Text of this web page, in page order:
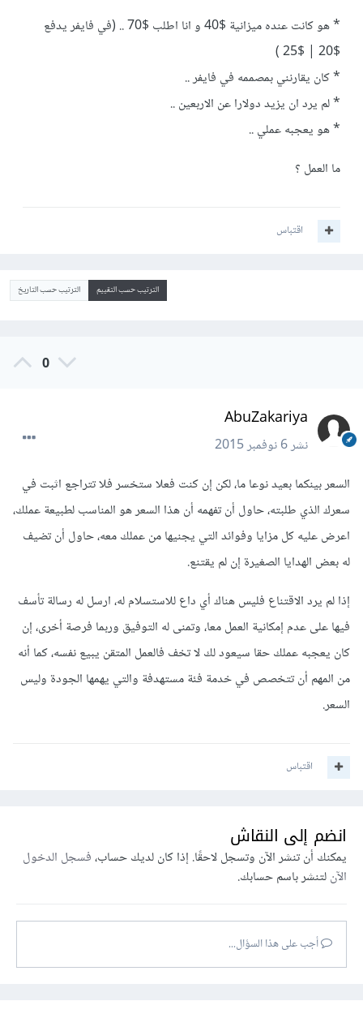
* هو كانت عنده ميزانية $40 و انا اطلب $70 .. (في فايفر يدفع
$20 | $25 )
* كان يقارنني بمصممه في فايفر ..
* لم يرد ان يزيد دولارا عن الاربعين ..
* هو يعجبه عملي ..
ما العمل ؟
اقتباس
الترتيب حسب التقييم الترتيب حسب التاريخ
0
AbuZakariya
نشر6 نوفمبر 2015
السعر بينكما بعيد نوعا ما، لكن إن كنت فعلا ستخسر فلا تتراجع اثبت في
سعرك الذي طلبته، حاول أن تفهمه أن هذا السعر هو المناسب لطبيعة عملك،
اعرض عليه كل مزايا وفوائد التي يجنيها من عملك معه، حاول أن تضيف
له بعض الهدايا الصغيرة إن لم يقتنع.
إذا لم يرد الاقتناع فليس هناك أي داع للاستسلام له، ارسل له رسالة تأسف
فيها على عدم إمكانية العمل معا، وتمنى له التوفيق وربما فرصة أخرى، إن
كان يعجبه عملك حقا سيعود لك لا تخف فالعمل المتقن يبيع نفسه، كما أنه
من المهم أن تتخصص في خدمة فئة مستهدفة والتي يهمها الجودة وليس
السعر.
اقتباس
انضم إلى النقاش
يمكنك أن تنشر الآن وتسجل لاحقًا. إذا كان لديك حساب،فسجل الدخول
الآنلتنشر باسم حسابك.
أجب على هذا السؤال...